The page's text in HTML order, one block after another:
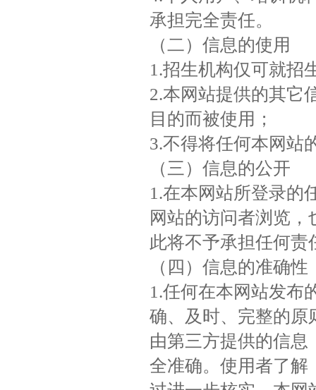
承担完全责任。
（二）信息的使用
1.招生机构仅可就招
2.本网站提供的其它
目的而被使用；
3.不得将任何本网站
（三）信息的公开
1.在本网站所登录的
网站的访问者浏览
此将不予承担任何责
（四）信息的准确性
1.任何在本网站发布
确、及时、完整的原
由第三方提供的信
全准确。使用者了解